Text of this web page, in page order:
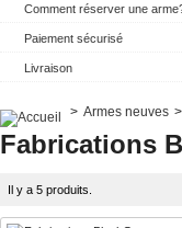
Comment réserver une
Paiement sécurisé
Livraison
> Armes neuves >
Fabrications
Il y a 5 produits.